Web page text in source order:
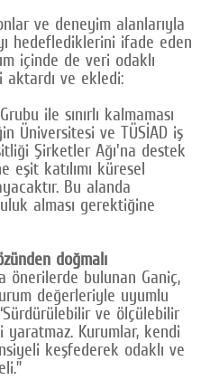
ve deneyim alanlarıyla
hedeflediklerini ifade eden
içinde de veri odaklı
aktardı ve ekledi:
ile sınırlı kalmaması
Üniversitesi ve TÜSİAD iş
Şirketler Ağı'na destek
eşit katılımı küresel
Bu alanda
alması gerektiğine
doğmalı
önerilerde bulunan Ganiç,
değerleriyle uyumlu
ve ölçülebilir
yaratmaz. Kurumlar, kendi
keşfederek odaklı ve